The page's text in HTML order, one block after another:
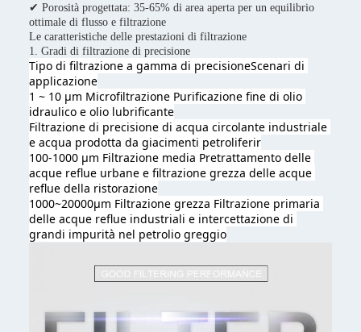
✔ Porosità progettata: 35-65% di area aperta per un equilibrio
ottimale di flusso e filtrazione
Le caratteristiche delle prestazioni di filtrazione
1. Gradi di filtrazione di precisione
Tipo di filtrazione a gamma di precisioneScenari di
applicazione
1 ~ 10 μm Microfiltrazione Purificazione fine di olio
idraulico e olio lubrificante
Filtrazione di precisione di acqua circolante industriale
e acqua prodotta da giacimenti petroliferir
100-1000 μm Filtrazione media Pretrattamento delle
acque reflue urbane e filtrazione grezza delle acque
reflue della ristorazione
1000~20000μm Filtrazione grezza Filtrazione primaria
delle acque reflue industriali e intercettazione di
grandi impurità nel petrolio greggio